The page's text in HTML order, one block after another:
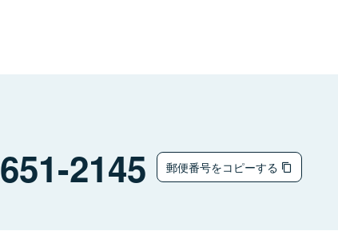
651-2145 郵便番号をコピーする